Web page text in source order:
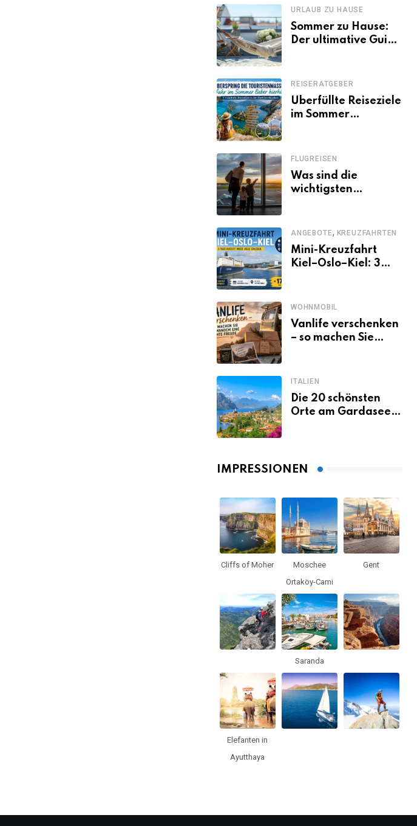
losfahren
URLAUB ZU HAUSE
Sommer zu Hause:
Der ultimative Guide
REISERATGEBER
Überfüllte Reiseziele
im Sommer
zu Mallorca,
Santorini, Gardasee
& Co.
FLUGREISEN
Was sind die
wichtigsten
ANGEBOTE, KREUZFAHRTEN
Mini-Kreuzfahrt
Kiel–Oslo–Kiel: 3
WOHNMOBIL
Vanlife verschenken
– so machen Sie
ITALIEN
Die 20 schönsten
Orte am Gardasee,
IMPRESSIONEN
Cliffs of Moher
Moschee
Ortaköy-Cami
Gent
Saranda
Elefanten in
Ayutthaya